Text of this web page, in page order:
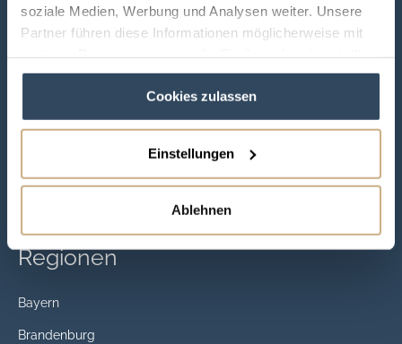
soziale Medien, Werbung und Analysen weiter. Unsere
Partner führen diese Informationen möglicherweise mit
haben oder die sie im Rahmen Ihrer Nutzung der Dienste
Cookies zulassen
Einstellungen
Ablehnen
Über
Über Uns
RIDAYS Blog
Kooperationen
Service
Kontakt für Gastgeber
Kontakt für Reisende
Newsletter Anmeldung
Veranstaltungen
Versicherungen
Regionen
Bayern
Brandenburg